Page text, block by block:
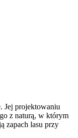
Jej projektowaniu
z naturą, w którym
zapach lasu przy